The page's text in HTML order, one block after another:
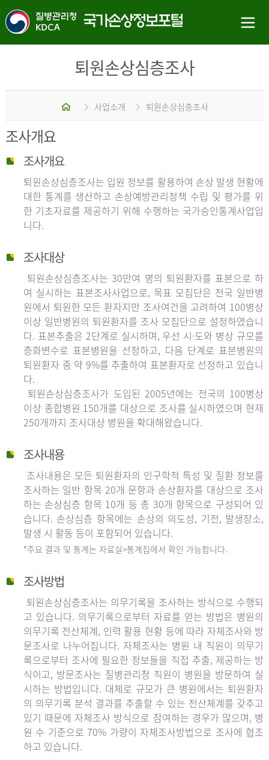
퇴원손상심층조사
홈 사업소개 퇴원손상심층조사
조사개요
조사개요
퇴원손상심층조사는 입원 정보를 활용하여 손상 발생 현황에
대한 통계를 생산하고 손상예방관리정책 수립 및 평가를 위
한 기초자료를 제공하기 위해 수행하는 국가승인통계사업입
니다.
조사대상
퇴원손상심층조사는 30만여 명의 퇴원환자를 표본으로 하
여 실시하는 표본조사사업으로, 목표 모집단은 전국 일반병
원에서 퇴원한 모든 환자지만 조사여건을 고려하여 100병상
이상 일반병원의 퇴원환자를 조사 모집단으로 설정하였습니
다. 표본추출은 2단계로 실시하며, 우선 시·도와 병상 규모를
층화변수로 표본병원을 선정하고, 다음 단계로 표본병원의
퇴원환자 중 약 9%를 추출하여 표본환자로 선정하고 있습니
다.
퇴원손상심층조사가 도입된 2005년에는 전국의 100병상
이상 종합병원 150개를 대상으로 조사를 실시하였으며 현재
250개까지 조사대상 병원을 확대해왔습니다.
조사내용
조사내용은 모든 퇴원환자의 인구학적 특성 및 질환 정보를
조사하는 일반 항목 20개 문항과 손상환자를 대상으로 조사
하는 손상심층 항목 10개 등 총 30개 항목으로 구성되어 있
습니다. 손상심층 항목에는 손상의 의도성, 기전, 발생장소,
발생 시 활동 등이 포함되어 있습니다.
*주요 결과 및 통계는 자료실>통계집에서 확인 가능합니다.
조사방법
퇴원손상심층조사는 의무기록을 조사하는 방식으로 수행되
고 있습니다. 의무기록으로부터 자료를 얻는 방법은 병원의
의무기록 전산체계, 인력 활용 현황 등에 따라 자체조사와 방
문조사로 나누어집니다. 자체조사는 병원 내 직원이 의무기
록으로부터 조사에 필요한 정보들을 직접 추출, 제공하는 방
식이고, 방문조사는 질병관리청 직원이 병원을 방문하여 실
시하는 방법입니다. 대체로 규모가 큰 병원에서는 퇴원환자
의 의무기록 분석 결과를 추출할 수 있는 전산체계를 갖추고
있기 때문에 자체조사 방식으로 참여하는 경우가 많으며, 병
원 수 기준으로 70% 가량이 자체조사방법으로 조사에 협조
하고 있습니다.